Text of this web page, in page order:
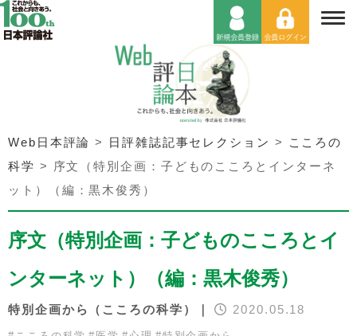
Web日本評論 > 日評雑誌記事セレクション >
こころの
科学 >
序文（特別企画：子どものこころとインターネ
ット）（編：黒木俊秀）
序文（特別企画：子どものこころとイ
ンターネット）（編：黒木俊秀）
特別企画から（こころの科学）｜ 2020.05.18